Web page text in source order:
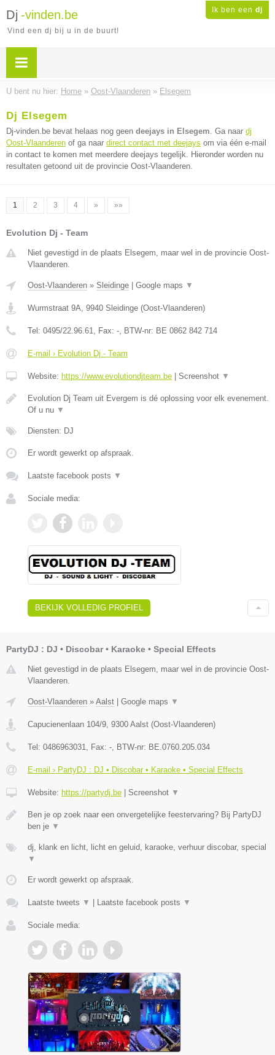
Ik ben een dj
Dj -vinden.be
Vind een dj bij u in de buurt!
U bent nu hier: Home » Oost-Vlaanderen » Elsegem
Dj Elsegem
Dj-vinden.be bevat helaas nog geen deejays in Elsegem. Ga naar dj
Oost-Vlaanderen of ga naar direct contact met deejays om via één e-mail
in contact te komen met meerdere deejays tegelijk. Hieronder worden nu
resultaten getoond uit de provincie Oost-Vlaanderen.
1 2 3 4 » »»
Evolution Dj - Team
Niet gevestigd in de plaats Elsegem, maar wel in de provincie Oost-
Vlaanderen.
Oost-Vlaanderen » Sleidinge Google maps ▼
Wurmstraat 9A, 9940 Sleidinge (Oost-Vlaanderen)
Tel: 0495/22.96.61, Fax: -, BTW-nr: BE 0862 842 714
E-mail › Evolution Dj - Team
Website: https://www.evolutiondjteam.be Screenshot ▼
Evolution Dj Team uit Evergem is dé oplossing voor elk evenement.
Of u nu ▼
Diensten: DJ
Er wordt gewerkt op afspraak.
Laatste facebook posts ▼
Sociale media:
BEKIJK VOLLEDIG PROFIEL
PartyDJ : DJ • Discobar • Karaoke • Special Effects
Niet gevestigd in de plaats Elsegem, maar wel in de provincie Oost-
Vlaanderen.
Oost-Vlaanderen » Aalst | Google maps ▼
Capucienenlaan 104/9 9300 Aalst (Oost-Vlaanderen)
Tel: 0486963031 , Fax: - , BTW-nr: BE.0760.205.034
E-mail › PartyDJ : DJ • Discobar • Karaoke • Special Effects
Website: https://partydj.be | Screenshot ▼
Ben je op zoek naar een onvergetelijke feestervaring? Bij PartyDJ
ben je ▼
dj, klank en licht, licht en geluid, karaoke, verhuur discobar, special
▼
Er wordt gewerkt op afspraak.
Laatste tweets ▼ | Laatste facebook posts ▼
Sociale media: